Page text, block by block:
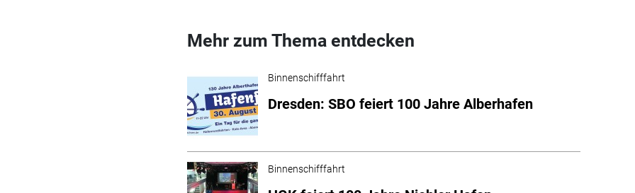
Mehr zum Thema entdecken
Binnenschifffahrt
Dresden: SBO feiert 100 Jahre Alberhafen
Binnenschifffahrt